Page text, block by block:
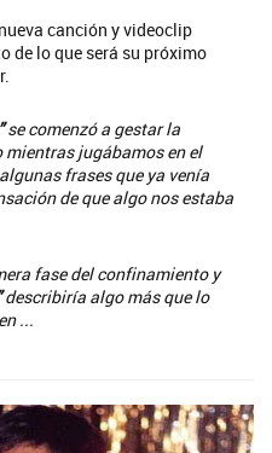
canción y videoclip
de lo que será su próximo
se comenzó a gestar la
mientras jugábamos en el
frases que ya venía
de que algo nos estaba
fase del confinamiento y
describiría algo más que lo
...